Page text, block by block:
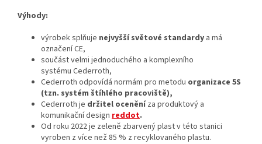
Výhody:
výrobek splňuje nejvyšší světové standardy a má
označení CE,
součást velmi jednoduchého a komplexního
systému Cederroth,
Cederroth odpovídá normám pro metodu organizace 5S
(tzn. systém štíhlého pracoviště),
Cederroth je držitel oceněníza produktový a
komunikační design reddot.
Od roku 2022 je zeleně zbarvený plast v této stanici
vyroben z více než 85 % z recyklovaného plastu.